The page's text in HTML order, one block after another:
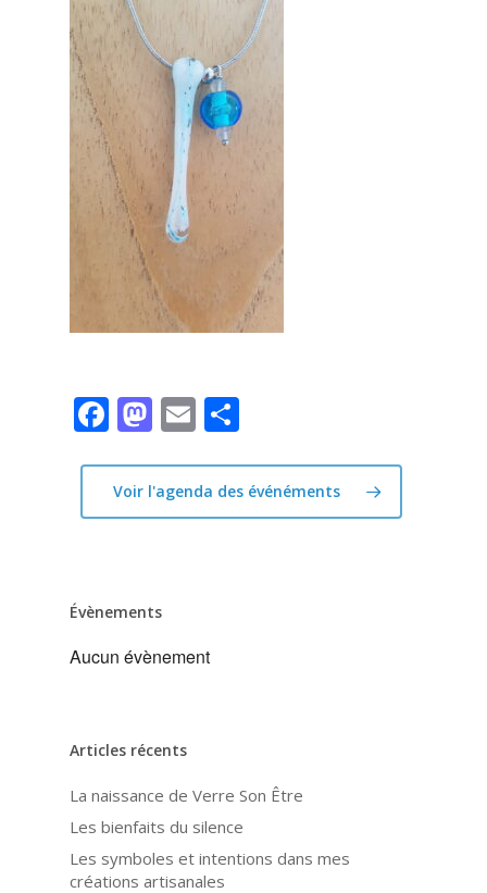
Facebook
Mastodon
Email
Voir l'agenda des événéments
Évènements
Aucun évènement
Articles récents
La naissance de Verre Son Être
Les bienfaits du silence
Les symboles et intentions dans mes
créations artisanales